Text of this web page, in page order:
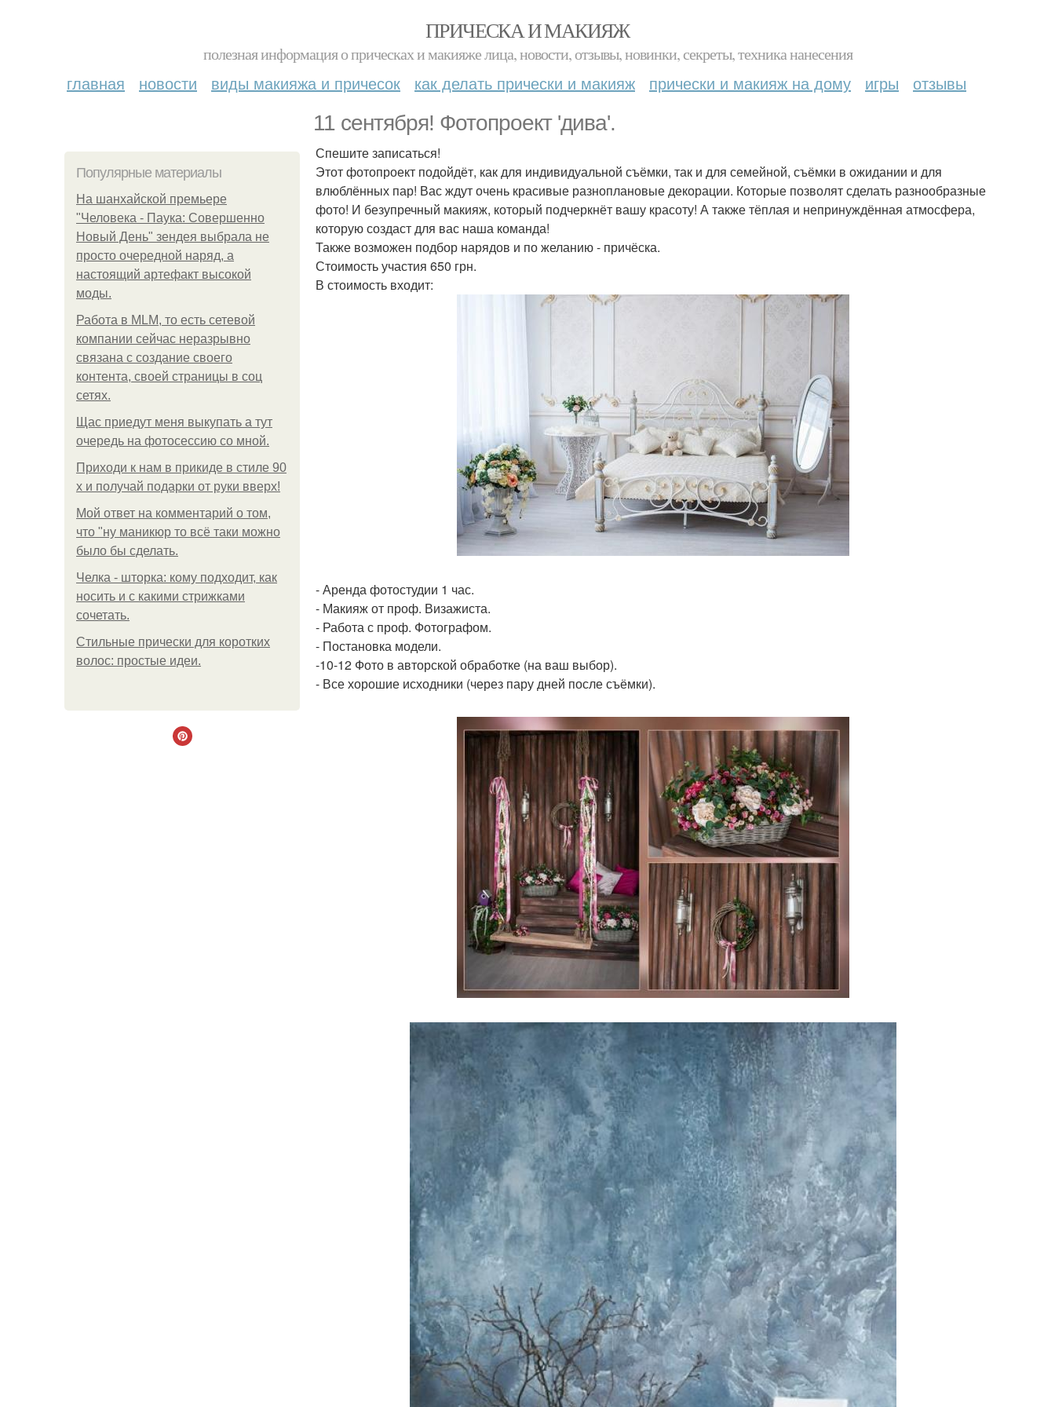
ПРИЧЕСКА И МАКИЯЖ
полезная информация о прическах и макияже лица, новости, отзывы, новинки, секреты, техника нанесения
главная новости виды макияжа и причесок как делать прически и макияж прически и макияж на дому игры отзывы
11 сентября! Фотопроект 'дива'.
Популярные материалы
На шанхайской премьере
"Человека - Паука: Совершенно
Новый День" зендея выбрала не
просто очередной наряд, а
настоящий артефакт высокой
моды.
Работа в MLM, то есть сетевой
компании сейчас неразрывно
связана с создание своего
контента, своей страницы в соц
сетях.
Щас приедут меня выкупать а тут
очередь на фотосессию со мной.
Приходи к нам в прикиде в стиле 90
х и получай подарки от руки вверх!
Мой ответ на комментарий о том,
что "ну маникюр то всё таки можно
было бы сделать.
Челка - шторка: кому подходит, как
носить и с какими стрижками
сочетать.
Стильные прически для коротких
волос: простые идеи.
Спешите записаться!
Этот фотопроект подойдёт, как для индивидуальной съёмки, так и для семейной, съёмки в ожидании и для
влюблённых пар! Вас ждут очень красивые разноплановые декорации. Которые позволят сделать разнообразные
фото! И безупречный макияж, который подчеркнёт вашу красоту! А также тёплая и непринуждённая атмосфера,
которую создаст для вас наша команда!
Также возможен подбор нарядов и по желанию - причёска.
Стоимость участия 650 грн.
В стоимость входит:
- Аренда фотостудии 1 час.
- Макияж от проф. Визажиста.
- Работа с проф. Фотографом.
- Постановка модели.
-10-12 Фото в авторской обработке (на ваш выбор).
- Все хорошие исходники (через пару дней после съёмки).